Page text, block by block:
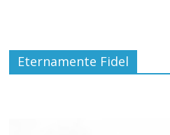
Eternamente Fidel